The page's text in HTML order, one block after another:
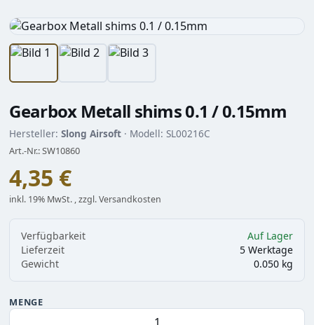
Gearbox Metall shims 0.1 / 0.15mm
Hersteller:Slong Airsoft · Modell: SL00216C
Art.-Nr.: SW10860
4,35 €
inkl. 19% MwSt. , zzgl. Versandkosten
Verfügbarkeit
Auf Lager
Lieferzeit
5 Werktage
Gewicht
0.050 kg
MENGE